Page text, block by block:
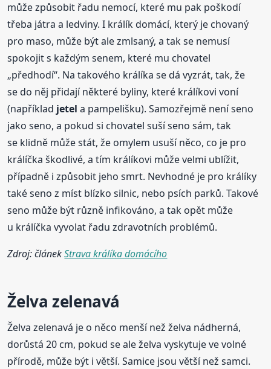
může způsobit řadu nemocí, které mu pak poškodí
třeba játra a ledviny. I králík domácí, který je chovaný
pro maso, může být ale zmlsaný, a tak se nemusí
spokojit s každým senem, které mu chovatel
„předhodí“. Na takového králíka se dá vyzrát, tak, že
se do něj přidají některé byliny, které králíkovi voní
(například jetel a pampelišku). Samozřejmě není seno
jako seno, a pokud si chovatel suší seno sám, tak
se klidně může stát, že omylem usuší něco, co je pro
králíčka škodlivé, a tím králíkovi může velmi ublížit,
případně i způsobit jeho smrt. Nevhodné je pro králíky
také seno z míst blízko silnic, nebo psích parků. Takové
seno může být různě infikováno, a tak opět může
u králíčka vyvolat řadu zdravotních problémů.
Zdroj: článekStrava králíka domácího
Želva zelenavá
Želva zelenavá je o něco menší než želva nádherná,
dorůstá 20 cm, pokud se ale želva vyskytuje ve volné
přírodě, může být i větší. Samice jsou větší než samci.